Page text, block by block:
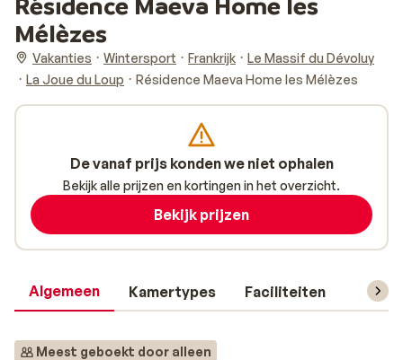
Mélèzes
Vakanties Wintersport Frankrijk
Le Massif du Dévoluy
La Joue du Loup
Résidence Maeva Home les Mélèzes
Algemeen Kamertypes Faciliteiten
Meest geboekt door alleen
De vanaf prijs konden we niet ophalen
Bekijk alle prijzen en kortingen in het overzicht.
Bekijk prijzen